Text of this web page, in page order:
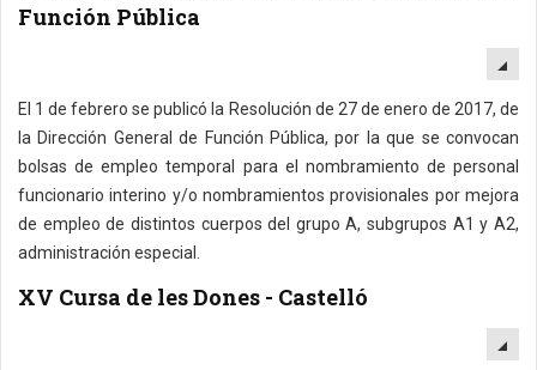
Función Pública
El 1 de febrero se publicó la Resolución de 27 de enero de 2017, de
la Dirección General de Función Pública, por la que se convocan
bolsas de empleo temporal para el nombramiento de personal
funcionario interino y/o nombramientos provisionales por mejora
de empleo de distintos cuerpos del grupo A, subgrupos A1 y A2,
administración especial.
XV Cursa de les Dones - Castelló